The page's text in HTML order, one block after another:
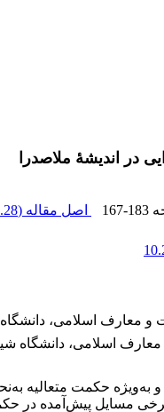
در اندیشۀ ملاصدرا
167-183 اصل مقاله (K
معارف اسلامی، دانشگاه
اسلامی، دانشگاه
حکمت متعالیه
مسایل پیش‌آمده در